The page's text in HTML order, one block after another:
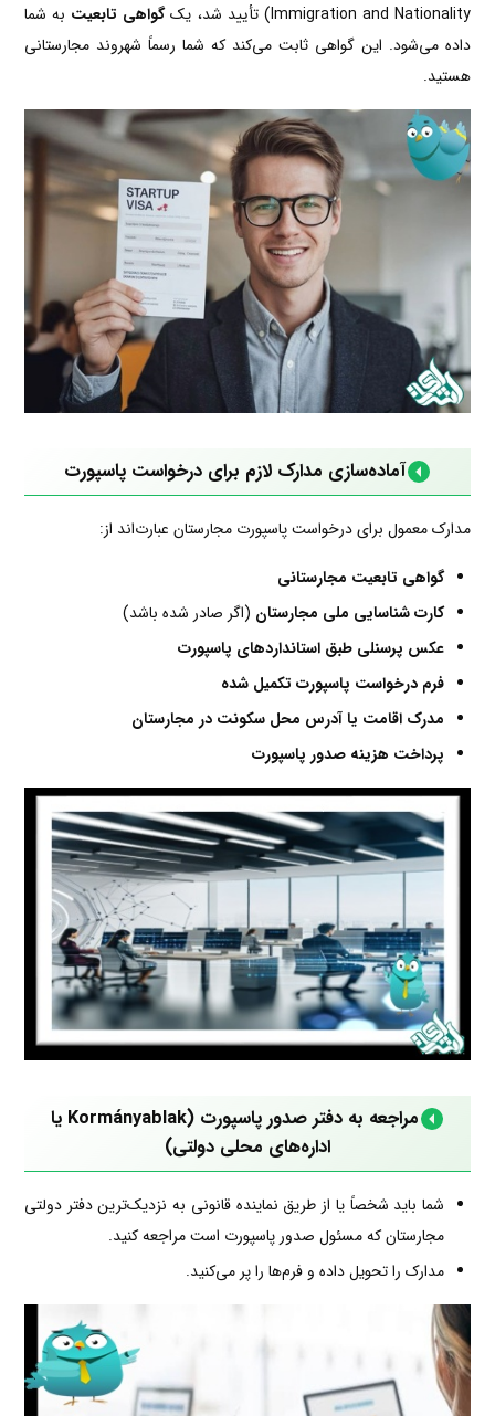
Immigration and Nationality) تأیید شد، یک
گواهی تابعیت به شما
داده می‌شود. این گواهی ثابت می‌کند که شما رسماً شهروند مجارستانی
هستید.
آماده‌سازی مدارک لازم برای درخواست پاسپورت
مدارک معمول برای درخواست پاسپورت مجارستان عبارت‌اند از:
گواهی تابعیت مجارستانی
کارت شناسایی ملی مجارستان (اگر صادر شده باشد)
عکس پرسنلی طبق استانداردهای پاسپورت
فرم درخواست پاسپورت تکمیل شده
مدرک اقامت یا آدرس محل سکونت در مجارستان
پرداخت هزینه صدور پاسپورت
مراجعه به دفتر صدور پاسپورت (Kormányablak یا
اداره‌های محلی دولتی)
شما باید شخصاً یا از طریق نماینده قانونی به نزدیک‌ترین دفتر دولتی
مجارستان که مسئول صدور پاسپورت است مراجعه کنید.
مدارک را تحویل داده و فرم‌ها را پر می‌کنید.